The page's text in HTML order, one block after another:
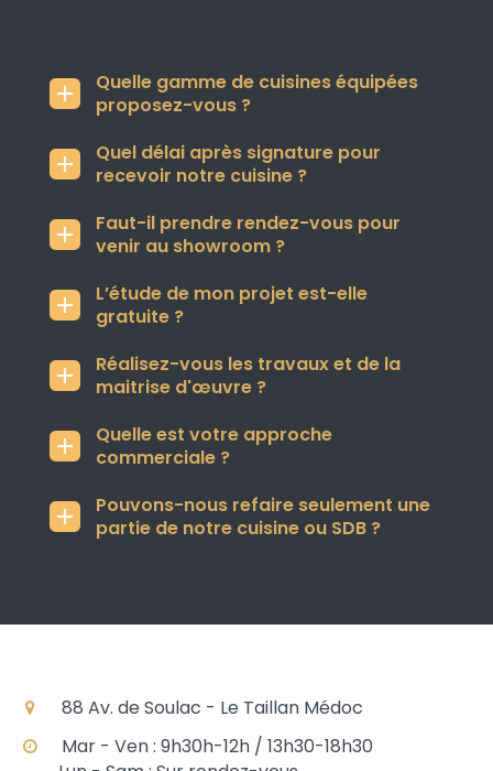
Quelle gamme de cuisines équipées
proposez-vous ?
Quel délai après signature pour
recevoir notre cuisine ?
Faut-il prendre rendez-vous pour
venir au showroom ?
L’étude de mon projet est-elle
gratuite ?
Réalisez-vous les travaux et de la
maitrise d'œuvre ?
Quelle est votre approche
commerciale ?
Pouvons-nous refaire seulement une
partie de notre cuisine ou SDB ?
88 Av. de Soulac - Le Taillan Médoc
Mar - Ven : 9h30h-12h / 13h30-18h30